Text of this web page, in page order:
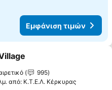
Εμφάνιση τιμών
στα αγαπημένα
995
από: Κ.Τ.Ε.Λ. Κέρκυρας